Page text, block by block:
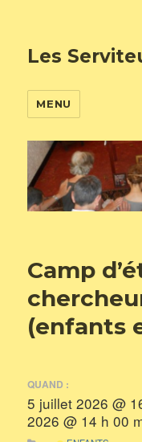
Les
MENU
Camp
(enfants
QUAND :
5 juillet 2026 @
2026 @ 14 h 00